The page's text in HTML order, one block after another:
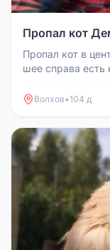
Пропал кот
Пропал кот в
шее справа есть
Волхов•104 д